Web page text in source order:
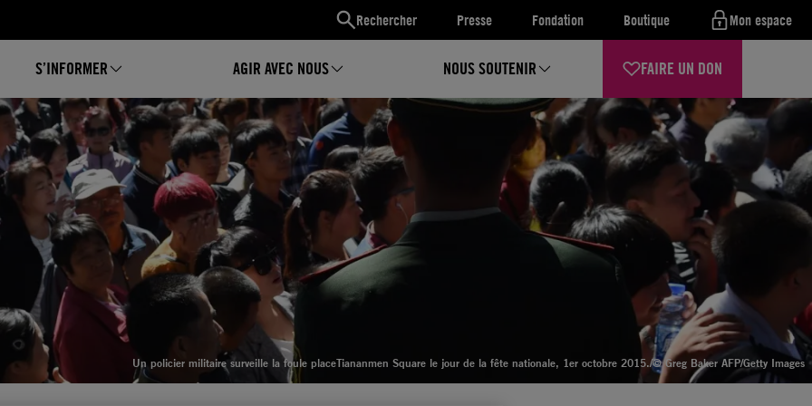
Rechercher Presse Fondation Boutique Mon espace
S’INFORMER AGIR AVEC NOUS NOUS SOUTENIR FAIRE UN DON
Un policier militaire surveille la foule placeTiananmen Square le jour de la fête nationale, 1er octobre 2015./© Greg Baker AFP/Getty Images